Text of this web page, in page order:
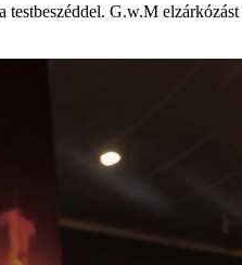
G.w.M